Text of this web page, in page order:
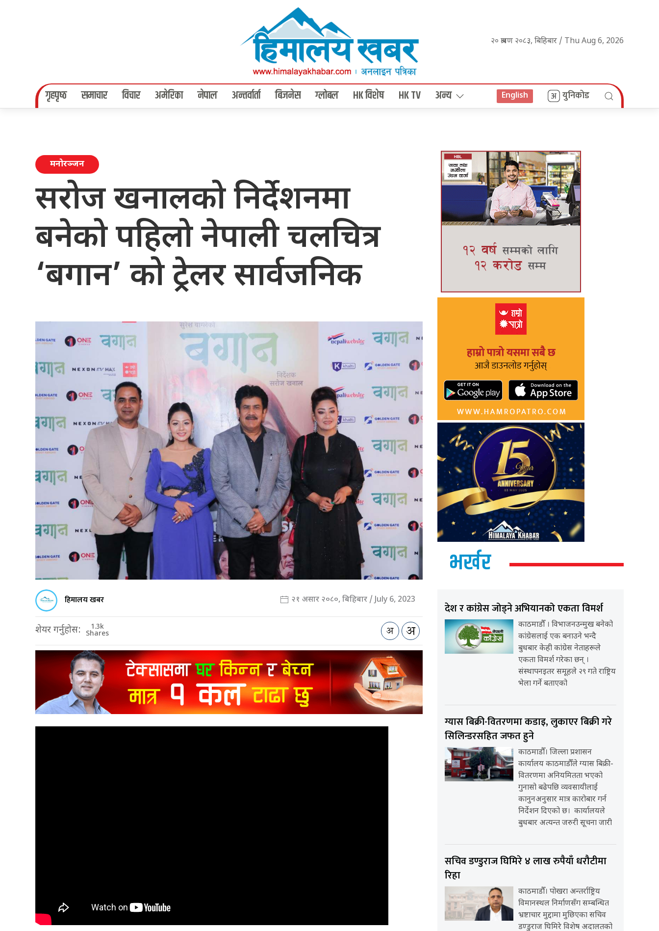
२० श्रावण २०८३, बिहिबार / Thu Aug 6, 2026
गृहपृष्‍ठ समाचार विचार अमेरिका नेपाल अन्तर्वार्ता बिजनेस ग्लोबल HK विशेष HK TV अन्य English युनिकोड
मनोरञ्जन
सरोज खनालको निर्देशनमा
बनेको पहिलो नेपाली चलचित्र
‘बगान’ को ट्रेलर सार्वजनिक
हिमालय खबर २१ असार २०८०, बिहिबार / July 6, 2023
शेयर गर्नुहोस: 1.3k
Shares
भर्खर
देश र कांग्रेस जोड्ने अभियानको एकता विमर्श
काठमाडौँ । विभाजनउन्मुख बनेको
कांग्रेसलाई एक बनाउने भन्दै
बुधबार केही कांग्रेस नेताहरूले
एकता विमर्श गरेका छन् ।
संस्थापनइतर समूहले २९ गते राष्ट्रिय
भेला गर्ने बताएको
ग्यास बिक्री-वितरणमा कडाइ, लुकाएर बिक्री गरे
सिलिन्डरसहित जफत हुने
काठमाडौँ। जिल्ला प्रशासन
कार्यालय काठमाडौँले ग्यास बिक्री-
वितरणमा अनियमितता भएको
गुनासो बढेपछि व्यवसायीलाई
कानुनअनुसार मात्र कारोबार गर्न
निर्देशन दिएको छ। कार्यालयले
बुधबार अत्यन्त जरुरी सूचना जारी
सचिव डण्डुराज घिमिरे ४ लाख रुपैयाँ धरौटीमा
रिहा
काठमाडौँ। पोखरा अन्तर्राष्ट्रिय
विमानस्थल निर्माणसँग सम्बन्धित
भ्रष्टाचार मुद्दामा मुछिएका सचिव
डण्डुराज घिमिरे विशेष अदालतको